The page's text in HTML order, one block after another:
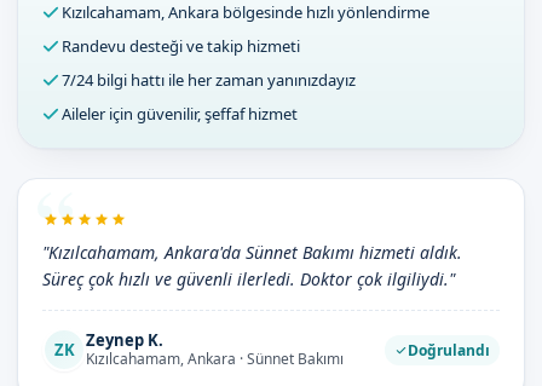
Kızılcahamam, Ankara bölgesinde hızlı yönlendirme
Randevu desteği ve takip hizmeti
7/24 bilgi hattı ile her zaman yanınızdayız
Aileler için güvenilir, şeffaf hizmet
"Kızılcahamam, Ankara'da Sünnet Bakımı hizmeti aldık.
Süreç çok hızlı ve güvenli ilerledi. Doktor çok ilgiliydi."
ZK Zeynep K.
Kızılcahamam, Ankara · Sünnet Bakımı Doğrulandı